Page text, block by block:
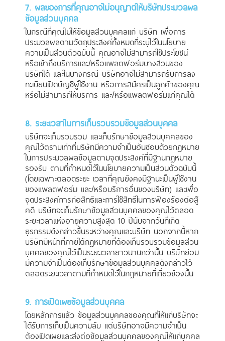
7. ผลของการที่คุณอาจไม่อนุญาตให้บริษัทประมวลผล
ข้อมูลส่วนบุคคล
ในกรณีที่คุณไม่ให้ข้อมูลส่วนบุคคลแก่ บริษัท เพื่อการ
ประมวลผลตามวัตถุประสงค์ทั้งหมดที่ระบุไว้ในนโยบาย
ความเป็นส่วนตัวฉบับนี้ คุณอาจไม่สามารถใช้ประโยชน์
หรือเข้าถึงบริการและ/หรือแพลตฟอร์มบางส่วนของ
บริษัทได้ และในบางกรณี บริษัทอาจไม่สามารถรับการลง
ทะเบียนเปิดบัญชีผู้ใช้งาน หรือการสมัครเป็นลูกค้าของคุณ
หรือไม่สามารถให้บริการ และ/หรือแพลตฟอร์มแก่คุณได้
8. ระยะเวลาในการเก็บรวบรวมข้อมูลส่วนบุคคล
บริษัทจะเก็บรวบรวม และเก็บรักษาข้อมูลส่วนบุคคลของ
คุณไว้ตราบเท่าที่บริษัทมีความจำเป็นอันชอบด้วยกฎหมาย
ในการประมวลผลข้อมูลตามจุดประสงค์ที่มีฐานกฎหมาย
รองรับ ตามที่กำหนดไว้ในนโยบายความเป็นส่วนตัวฉบับนี้
(โดยเฉพาะตลอดระยะ เวลาที่คุณยังคงมีฐานะเป็นผู้ใช้งาน
ของแพลตฟอร์ม และ/หรือบริการอื่นของบริษัท) และเพื่อ
จุดประสงค์การก่อสิทธิและการใช้สิทธิในการฟ้องร้องต่อสู้
คดี บริษัทจะเก็บรักษาข้อมูลส่วนบุคคลของคุณไว้ตลอด
ระยะเวลาแห่งอายุความสูงสุด 10 ปีนับจากวันที่เกิด
ธุรกรรมดังกล่าวขึ้นระหว่างคุณและบริษัท นอกจากนี้หาก
บริษัทมีหน้าที่ภายใต้กฎหมายที่ต้องเก็บรวบรวมข้อมูลส่วน
บุคคลของคุณไว้เป็นระยะเวลายาวนานกว่านั้น บริษัทย่อม
มีความจำเป็นต้องเก็บรักษาข้อมูลส่วนบุคคลดังกล่าวไว้
ตลอดระยะเวลาตามที่กำหนดไว้ในกฎหมายที่เกี่ยวข้องนั้น
9. การเปิดเผยข้อมูลส่วนบุคคล
โดยหลักการแล้ว ข้อมูลส่วนบุคคลของคุณที่ให้แก่บริษัทจะ
ได้รับการเก็บเป็นความลับ แต่บริษัทอาจมีความจำเป็น
ต้องเปิดเผยและส่งต่อข้อมูลส่วนบุคคลของคุณให้แก่บุคคล